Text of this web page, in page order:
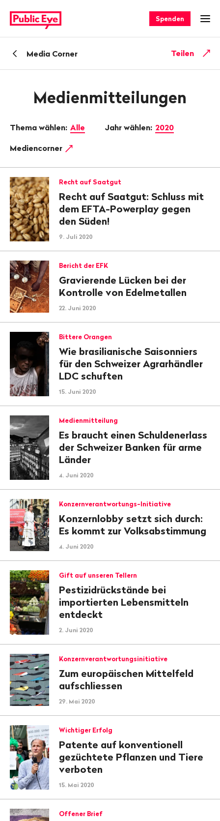
auf
publiceye.ch
Spenden
ZurückMedia Corner Teilen
Medienmitteilungen
Thema wählen: Alle Jahr wählen: 2020
Mediencorner
Recht auf Saatgut
Recht auf Saatgut: Schluss mit
dem EFTA-Powerplay gegen
den Süden!
9. Juli 2020
Bericht der EFK
Gravierende Lücken bei der
Kontrolle von Edelmetallen
22. Juni 2020
Bittere Orangen
Wie brasilianische Saisonniers
für den Schweizer Agrarhändler
LDC schuften
15. Juni 2020
Medienmitteilung
Es braucht einen Schuldenerlass
der Schweizer Banken für arme
Länder
4. Juni 2020
Konzernverantwortungs-Initiative
Konzernlobby setzt sich durch:
Es kommt zur Volksabstimmung
4. Juni 2020
Gift auf unseren Tellern
Pestizidrückstände bei
importierten Lebensmitteln
entdeckt
2. Juni 2020
Konzernverantwortungsinitiative
Zum europäischen Mittelfeld
aufschliessen
29. Mai 2020
Wichtiger Erfolg
Patente auf konventionell
gezüchtete Pflanzen und Tiere
verboten
15. Mai 2020
Offener Brief